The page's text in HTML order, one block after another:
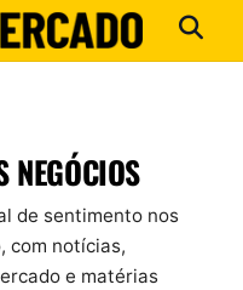
NEGÓCIOS
de sentimento nos
com notícias,
e matérias